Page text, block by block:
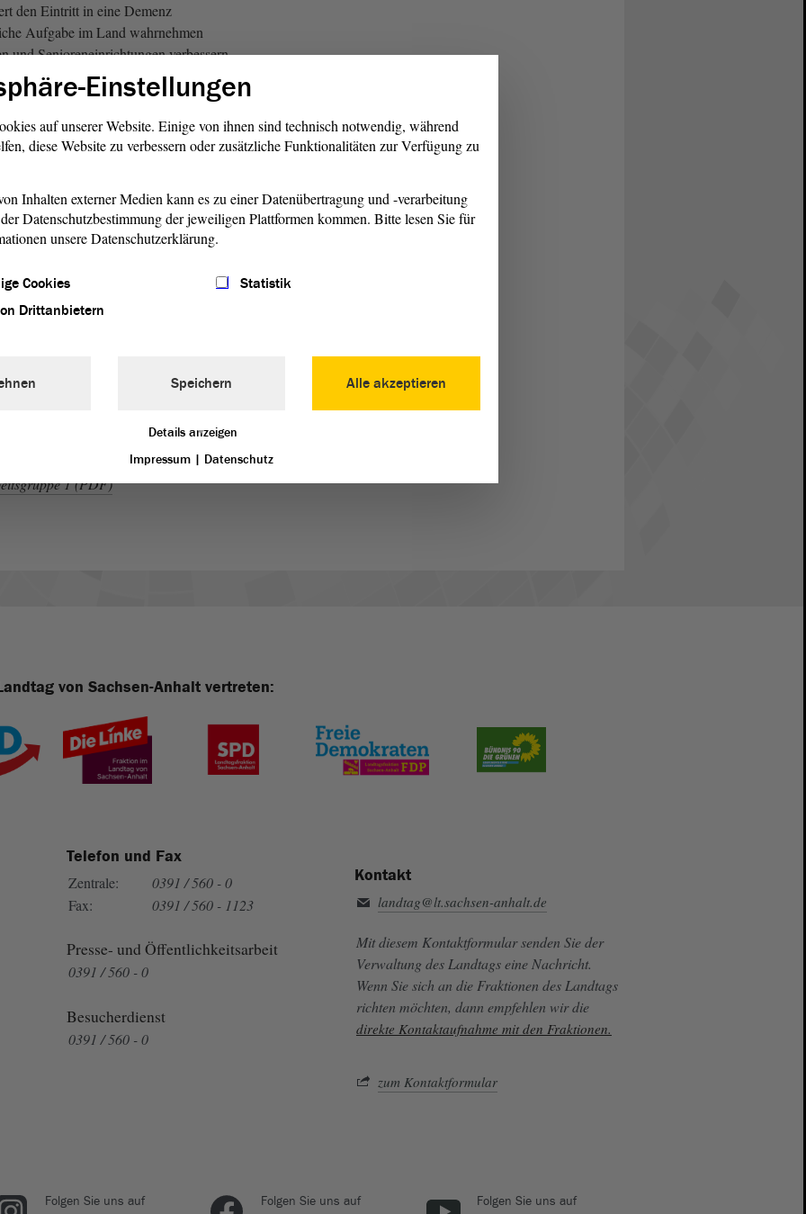
den Eintritt in eine Demenz
Aufgabe im Land wahrnehmen
und Senioreneinrichtungen verbessern
Gestaltung des öffentlichen Raums
ausbauen
öffentlichen Raumes (behindertengerechte Toiletten,
zur Pflege durch Pflegestützpunkte
Pflegeberatung für jedermann
innen im Seniorenforum schließlich eine
zum Mediziner/zur Medizinerin in den
Anhalt stärker das Thema Geriatrie beinhalten soll.
der Fachärzte für Allgemeinmedizin, die als
geriatrische Versorgung Verantwortung tragen, durch
werden. Die Vernetzung der Pflegeberatung soll
werden.
1 (PDF)
von Sachsen-Anhalt vertreten:
Telefon und Fax
Zentrale:
0391 / 560 - 0
Fax:
0391 / 560 - 1123
Presse- und Öffentlichkeitsarbeit
0391 / 560 - 0
Besucherdienst
0391 / 560 - 0
Kontakt
landtag@lt.sachsen-anhalt.de
Mit diesem Kontaktformular senden Sie der
Verwaltung des Landtags eine Nachricht.
Wenn Sie sich an die Fraktionen des Landtags
richten möchten, dann empfehlen wir die
direkte Kontaktaufnahme mit den Fraktionen.
zum Kontaktformular
Folgen Sie uns auf Folgen Sie uns auf Folgen Sie uns auf
Einstellungen
auf unserer Website. Einige von ihnen sind technisch notwendig, während
diese Website zu verbessern oder zusätzliche Funktionalitäten zur Verfügung zu
Inhalten externer Medien kann es zu einer Datenübertragung und -verarbeitung
Datenschutzbestimmung der jeweiligen Plattformen kommen. Bitte lesen Sie für
unsere Datenschutzerklärung.
Cookies
Statistik
Drittanbietern
Alle akzeptieren
Speichern
Details anzeigen
Impressum | Datenschutz